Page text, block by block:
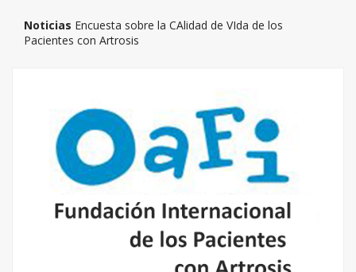
Noticias Encuesta sobre la CAlidad de VIda de los
Pacientes con Artrosis